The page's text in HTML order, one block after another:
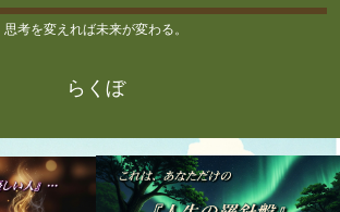
思考を変えれば未来が変わる。
らくぼ